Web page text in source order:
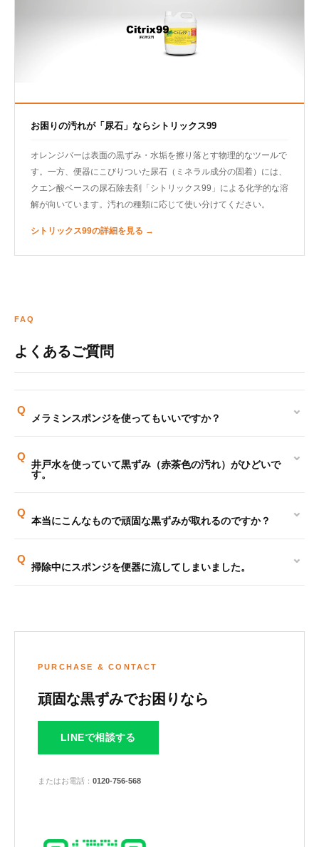
お困りの汚れが「尿石」ならシトリックス99
オレンジバーは表面の黒ずみ・水垢を擦り落とす物理的なツールで
す。一方、便器にこびりついた尿石（ミネラル成分の固着）には、
クエン酸ベースの尿石除去剤「シトリックス99」による化学的な溶
解が向いています。汚れの種類に応じて使い分けてください。
シトリックス99の詳細を見る →
FAQ
よくあるご質問
Q
メラミンスポンジを使ってもいいですか？
⌄
Q
井戸水を使っていて黒ずみ（赤茶色の汚れ）がひどいで
す。
⌄
Q
本当にこんなもので頑固な黒ずみが取れるのですか？
⌄
Q
掃除中にスポンジを便器に流してしまいました。
⌄
PURCHASE & CONTACT
頑固な黒ずみでお困りなら
LINEで相談する
またはお電話： 0120-756-568